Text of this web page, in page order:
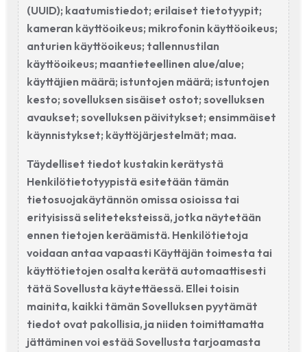
(UUID); kaatumistiedot; erilaiset tietotyypit;
kameran käyttöoikeus; mikrofonin käyttöoikeus;
anturien käyttöoikeus; tallennustilan
käyttöoikeus; maantieteellinen alue/alue;
käyttäjien määrä; istuntojen määrä; istuntojen
kesto; sovelluksen sisäiset ostot; sovelluksen
avaukset; sovelluksen päivitykset; ensimmäiset
käynnistykset; käyttöjärjestelmät; maa.
Täydelliset tiedot kustakin kerätystä
Henkilötietotyypistä esitetään tämän
tietosuojakäytännön omissa osioissa tai
erityisissä seliteteksteissä, jotka näytetään
ennen tietojen keräämistä. Henkilötietoja
voidaan antaa vapaasti Käyttäjän toimesta tai
käyttötietojen osalta kerätä automaattisesti
tätä Sovellusta käytettäessä. Ellei toisin
mainita, kaikki tämän Sovelluksen pyytämät
tiedot ovat pakollisia, ja niiden toimittamatta
jättäminen voi estää Sovellusta tarjoamasta